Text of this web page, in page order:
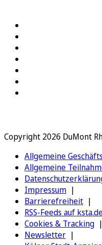
Copyright 2026 DuMont
Allgemeine
Allgemeine
Impressum
Barrierefreiheit
RSS-Feeds auf
Cookies & Tracking
Newsletter